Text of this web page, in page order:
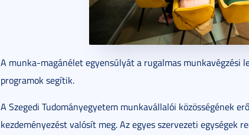
A munka-magánélet egyensúlyát a rugalmas munkavégzési
programok segítik.
A Szegedi Tudományegyetem munkavállalói közösségének
kezdeményezést valósít meg. Az egyes szervezeti egységek